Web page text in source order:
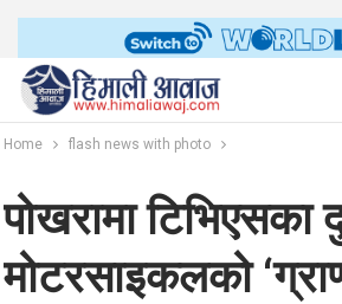
Home flash news with photo
पोखरामा टिभिएसका
मोटरसाइकलको